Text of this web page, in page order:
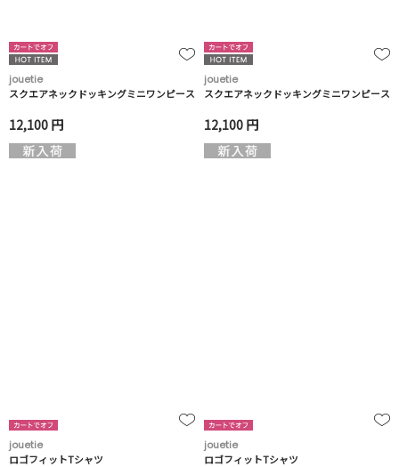
jouetie
スクエアネックドッキングミニワンピース
12,100 円
jouetie
スクエアネックドッキングミニワンピース
12,100 円
jouetie
ロゴフィットTシャツ
jouetie
ロゴフィットTシャツ